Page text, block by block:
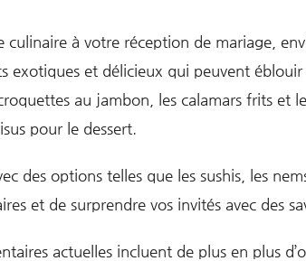
à votre réception de mariage,
exotiques et délicieux qui peuvent
au jambon, les calamars frits et
pour le dessert.
des options telles que les sushis, les
et de surprendre vos invités avec des
actuelles incluent de plus en plus